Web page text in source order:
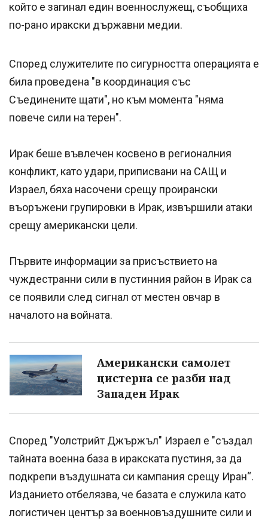
който е загинал един военнослужещ, съобщиха
по-рано иракски държавни медии.
Според служителите по сигурността операцията е
била проведена "в координация със
Съединените щати", но към момента "няма
повече сили на терен".
Ирак беше въвлечен косвено в регионалния
конфликт, като удари, приписвани на САЩ и
Израел, бяха насочени срещу проирански
въоръжени групировки в Ирак, извършили атаки
срещу американски цели.
Първите информации за присъствието на
чуждестранни сили в пустинния район в Ирак са
се появили след сигнал от местен овчар в
началото на войната.
Американски самолет
цистерна се разби над
Западен Ирак
Според "Уолстрийт Джържъл" Израел е "създал
тайната военна база в иракската пустиня, за да
подкрепи въздушната си кампания срещу Иран“.
Изданието отбелязва, че базата е служила като
логистичен център за военновъздушните сили и